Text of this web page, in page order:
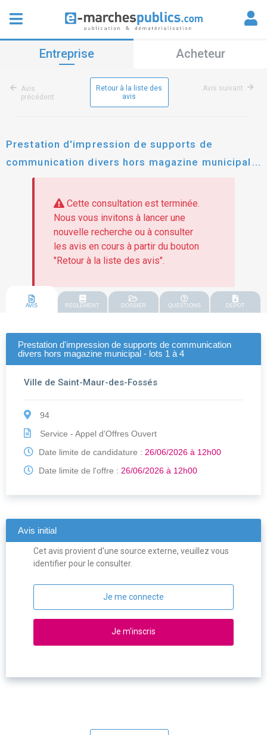
Entreprise Acheteur
Avis
précédent
Retour à la liste des
avis
Avis suivant
Prestation d'impression de supports de
communication divers hors magazine municipal -
lots 1 à 4
Cette consultation est terminée.
Nous vous invitons à lancer une
nouvelle recherche ou à consulter
les avis en cours à partir du bouton
"Retour à la liste des avis".
AVIS REGLEMENT DOSSIER QUESTIONS DEPOT
Prestation d'impression de supports de communication
divers hors magazine municipal - lots 1 à 4
Ville de Saint-Maur-des-Fossés
94
Service - Appel d'Offres Ouvert
Date limite de candidature : 26/06/2026 à 12h00
Date limite de l'offre : 26/06/2026 à 12h00
Avis initial
Cet avis provient d'une source externe, veuillez vous
identifier pour le consulter.
Je me connecte
Je m'inscris